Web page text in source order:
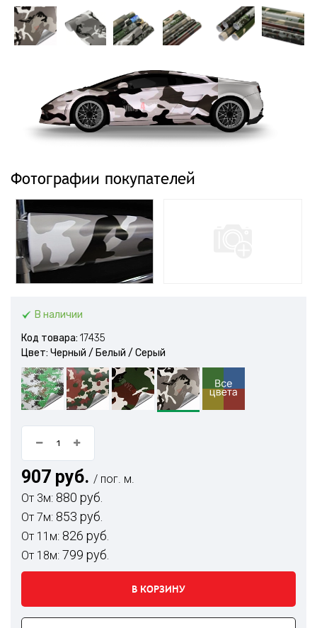
Фотографии покупателей
В наличии
Код товара: 17435
Цвет: Черный / Белый / Серый
907 руб. / пог. м.
От 3м: 880 руб.
От 7м: 853 руб.
От 11м: 826 руб.
От 18м: 799 руб.
В КОРЗИНУ